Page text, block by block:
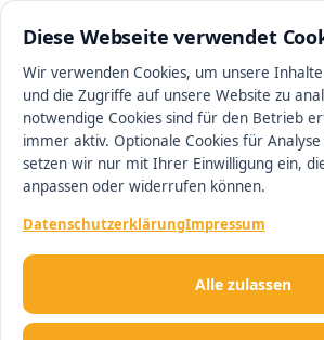
Diese Webseite verwendet
Wir verwenden Cookies, um unsere
und die Zugriffe auf unsere Website zu
notwendige Cookies sind für den Betrieb
immer aktiv. Optionale Cookies für
setzen wir nur mit Ihrer Einwilligung ein,
anpassen oder widerrufen können.
DatenschutzerklärungImpressum
Alle zulassen